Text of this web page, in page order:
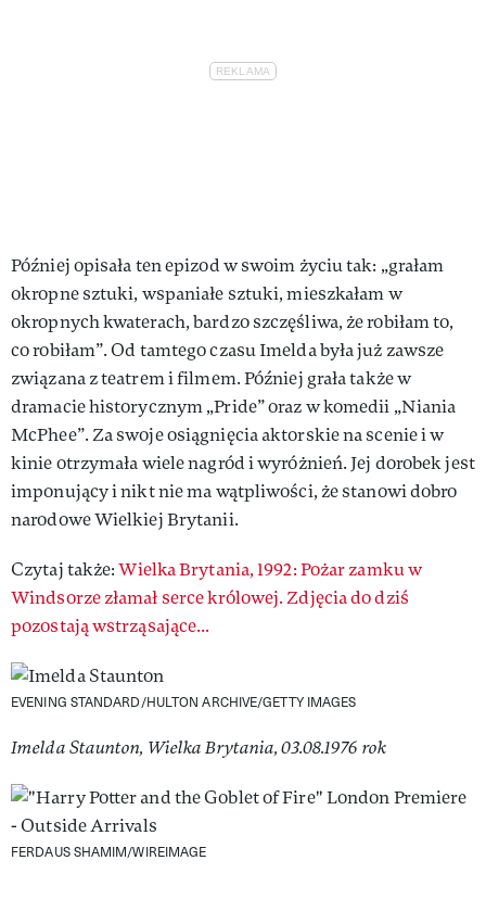
Później opisała ten epizod w swoim życiu tak: „grałam
okropne sztuki, wspaniałe sztuki, mieszkałam w
okropnych kwaterach, bardzo szczęśliwa, że robiłam to,
co robiłam”. Od tamtego czasu Imelda była już zawsze
związana z teatrem i filmem. Później grała także w
dramacie historycznym „Pride” oraz w komedii „Niania
McPhee”. Za swoje osiągnięcia aktorskie na scenie i w
kinie otrzymała wiele nagród i wyróżnień. Jej dorobek jest
imponujący i nikt nie ma wątpliwości, że stanowi dobro
narodowe Wielkiej Brytanii.
Czytaj także:Wielka Brytania, 1992: Pożar zamku w
Windsorze złamał serce królowej. Zdjęcia do dziś
pozostają wstrząsające...
EVENING STANDARD/HULTON ARCHIVE/GETTY IMAGES
Imelda Staunton, Wielka Brytania, 03.08.1976 rok
FERDAUS SHAMIM/WIREIMAGE